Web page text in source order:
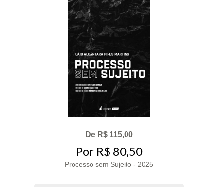
De R$ 115,00
Por R$ 80,50
Processo sem Sujeito - 2025